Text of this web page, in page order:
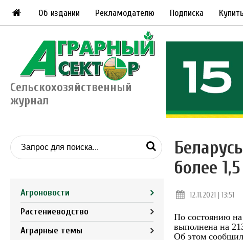
Об издании Рекламодателю Подписка
Сельскохозяйственный
журнал
Агроновости
Растениеводство
Аграрные темы
более
12.11.2021 | 13:51
По состоянию на
выполнена на
Об этом